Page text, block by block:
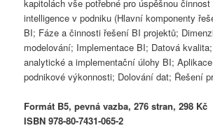
kapitolách vše potřebné pro úspěšnou
intelligence v podniku (Hlavní komponenty
BI; Fáze a činnosti řešení BI projektů;
modelování; Implementace BI; Datová
analytické a implementační úlohy BI;
podnikové výkonnosti; Dolování dat; Řešení
Formát B5, pevná vazba, 276 stran, 298 Kč
ISBN 978-80-7431-065-2